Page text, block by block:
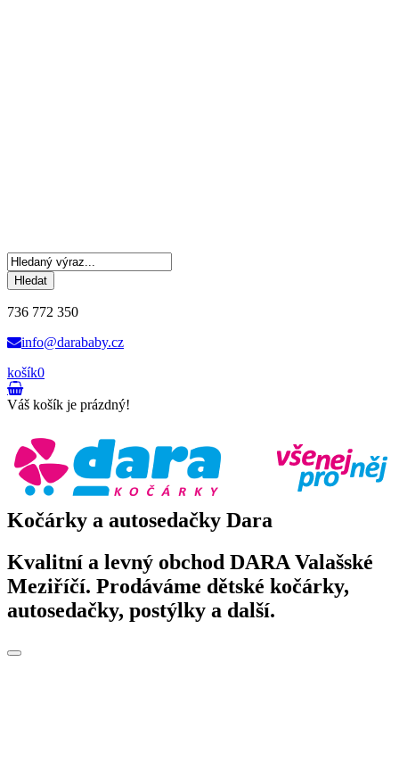
Hledat
736 772 350
info@darababy.cz
košík0
Váš košík je prázdný!
Kočárky a autosedačky Dara
Kvalitní a levný obchod DARA Valašské
Meziříčí. Prodáváme dětské kočárky,
autosedačky, postýlky a další.
Toggle